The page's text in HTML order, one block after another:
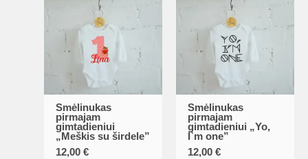
the
product
page
the
product
page
Smėlinukas
pirmajam
gimtadieniui
„Meškis su širdele”
12,00€
This
product
has
Smėlinukas
pirmajam
gimtadieniui „Yo,
I`m one”
12,00€
This
product
has